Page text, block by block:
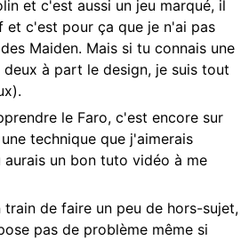
et c'est aussi un jeu marqué, il
et c'est pour ça que je n'ai pas
Maiden. Mais si tu connais une
à part le design, je suis tout
le Faro, c'est encore sur
technique que j'aimerais
aurais un bon tuto vidéo à me
de faire un peu de hors-sujet,
pas de problème même si